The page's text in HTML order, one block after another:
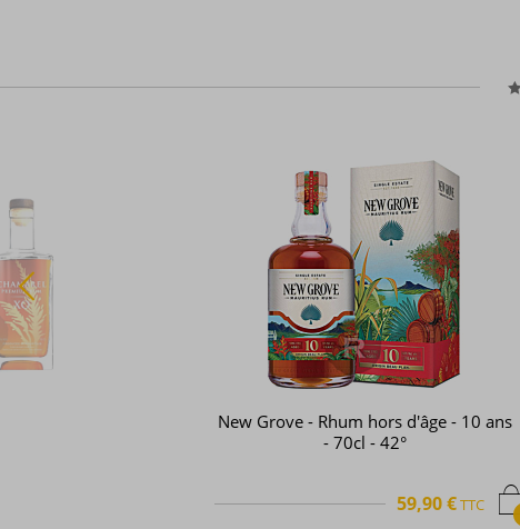
Saint Aubin - Rhum hors d'âge -
History Collection - Mauritius - 2004 -
63,76 €